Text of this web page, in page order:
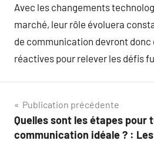
Avec les changements
marché, leur rôle évoluera
de communication devront donc
réactives pour relever les défis
Navigation
de
Publication précédente
Quelles sont les étapes pour
communication idéale ? :